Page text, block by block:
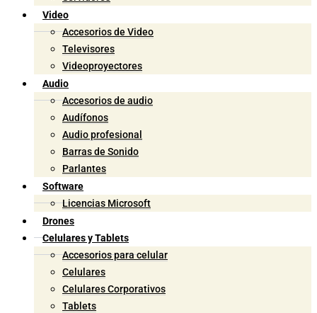
Video
Accesorios de Video
Televisores
Videoproyectores
Audio
Accesorios de audio
Audífonos
Audio profesional
Barras de Sonido
Parlantes
Software
Licencias Microsoft
Drones
Celulares y Tablets
Accesorios para celular
Celulares
Celulares Corporativos
Tablets